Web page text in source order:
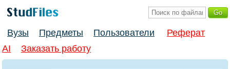
Вузы Предметы Пользователи
Реферат
AI
Заказать работу